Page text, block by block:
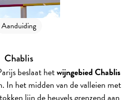
Aanduiding
Chablis
beslaat hetwijngebied Chablis
In het midden van de valleien met